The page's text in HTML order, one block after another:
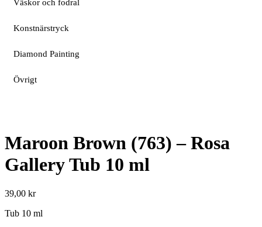
Väskor och fodral
Konstnärstryck
Diamond Painting
Övrigt
Maroon Brown (763) – Rosa
Gallery Tub 10 ml
39,00 kr
Tub 10 ml